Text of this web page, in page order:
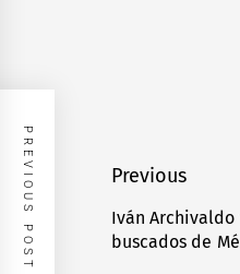
Navegación
de
entradas
Previous
Previous
post:
Iván Archivaldo
buscados de
PREVIOUS POST